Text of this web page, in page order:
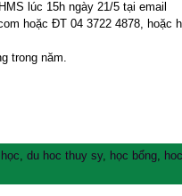
lúc 15h ngày 21/5 tại email
hoặc ĐT 04 3722 4878, hoặc
trong năm.
,du hoc thuy sy, học bổng